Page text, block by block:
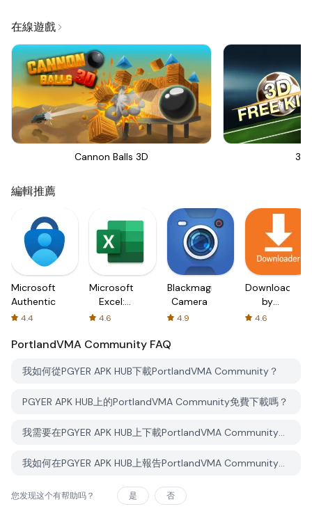
在線遊戲
Cannon Balls 3D 3D
編輯推薦
Microsoft
Authenticator
4.4
Microsoft
Excel:
Spreadsheets
4.6
Blackmagic
Camera
4.9
Downloader
by
AFTVnews
4.6
PortlandVMA Community FAQ
我如何從PGYER APK HUB下載PortlandVMA Community？
PGYER APK HUB上的PortlandVMA Community免費下載嗎？
我需要在PGYER APK HUB上下載PortlandVMA Community時需要帳戶嗎？
我如何在PGYER APK HUB上報告PortlandVMA Community的問題？
您发现这个有帮助吗？ 是 否